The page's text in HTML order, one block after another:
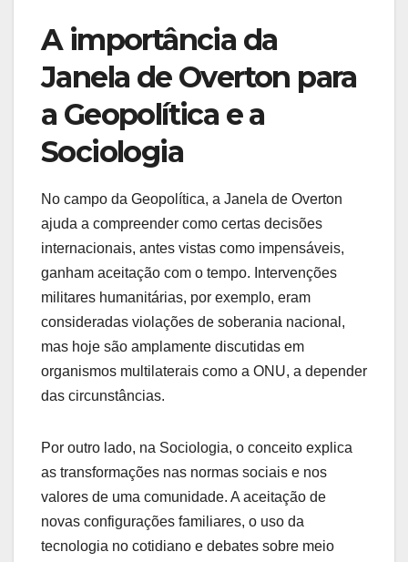
A importância da
Janela de Overton para
a Geopolítica e a
Sociologia
No campo da Geopolítica, a Janela de Overton
ajuda a compreender como certas decisões
internacionais, antes vistas como impensáveis,
ganham aceitação com o tempo. Intervenções
militares humanitárias, por exemplo, eram
consideradas violações de soberania nacional,
mas hoje são amplamente discutidas em
organismos multilaterais como a ONU, a depender
das circunstâncias.
Por outro lado, na Sociologia, o conceito explica
as transformações nas normas sociais e nos
valores de uma comunidade. A aceitação de
novas configurações familiares, o uso da
tecnologia no cotidiano e debates sobre meio